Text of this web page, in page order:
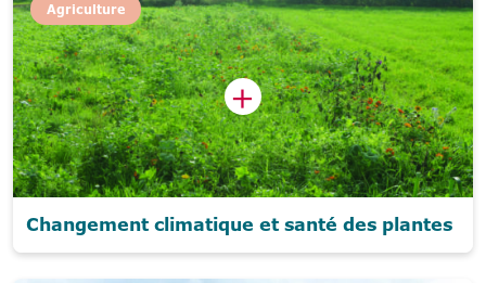
Agriculture
Changement climatique et santé des plantes